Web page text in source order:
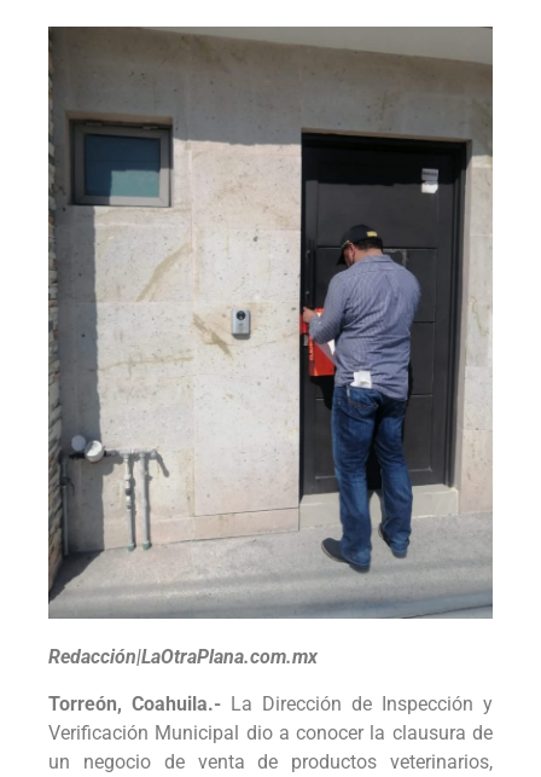
Redacción|LaOtraPlana.com.mx
Torreón, Coahuila.- La Dirección de Inspección y
Verificación Municipal dio a conocer la clausura de
un negocio de venta de productos veterinarios,